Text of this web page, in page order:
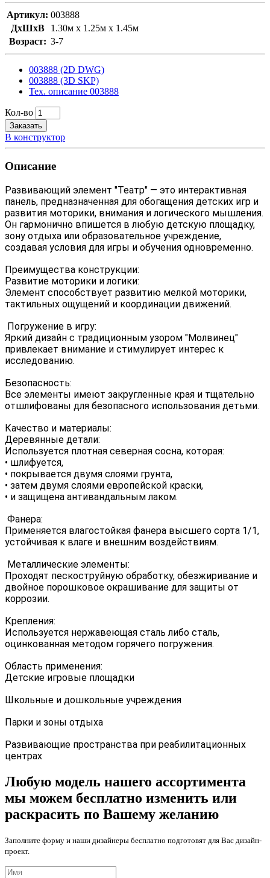
Артикул: 003888
ДxШxВ
1.30м x 1.25м x 1.45м
Возраст: 3-7
003888 (2D DWG)
003888 (3D SKP)
Тех. описание 003888
Кол-во
Заказать
В конструктор
Описание
Развивающий элемент "Театр" — это интерактивная
панель, предназначенная для обогащения детских игр и
развития моторики, внимания и логического мышления.
Он гармонично впишется в любую детскую площадку,
зону отдыха или образовательное учреждение,
создавая условия для игры и обучения одновременно.
Преимущества конструкции:
Развитие моторики и логики:
Элемент способствует развитию мелкой моторики,
тактильных ощущений и координации движений.
Погружение в игру:
Яркий дизайн с традиционным узором "Молвинец"
привлекает внимание и стимулирует интерес к
исследованию.
Безопасность:
Все элементы имеют закругленные края и тщательно
отшлифованы для безопасного использования детьми.
Качество и материалы:
Деревянные детали:
Используется плотная северная сосна, которая:
• шлифуется,
• покрывается двумя слоями грунта,
• затем двумя слоями европейской краски,
• и защищена антивандальным лаком.
Фанера:
Применяется влагостойкая фанера высшего сорта 1/1,
устойчивая к влаге и внешним воздействиям.
Металлические элементы:
Проходят пескоструйную обработку, обезжиривание и
двойное порошковое окрашивание для защиты от
коррозии.
Крепления:
Используется нержавеющая сталь либо сталь,
оцинкованная методом горячего погружения.
Область применения:
Детские игровые площадки
Школьные и дошкольные учреждения
Парки и зоны отдыха
Развивающие пространства при реабилитационных
центрах
Любую модель нашего ассортимента
мы можем бесплатно изменить или
раскрасить по Вашему желанию
Заполните форму и наши дизайнеры бесплатно подготовят для Вас дизайн-
проект.